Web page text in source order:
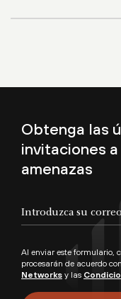
Obtenga las
invitaciones
amenazas
Al enviar este formulario,
procesarán de acuerdo
Networks y las